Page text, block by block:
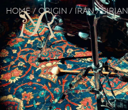
Home/ Origin / Iran/ Sirjan